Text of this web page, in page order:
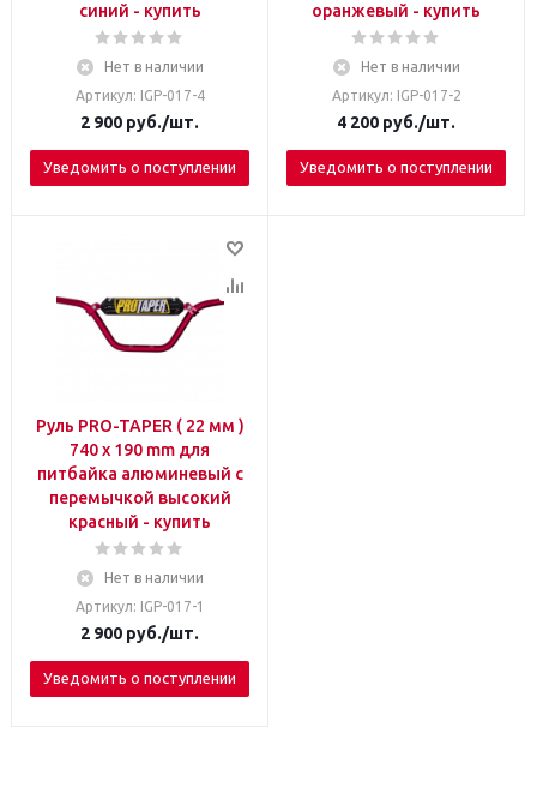
синий - купить
Нет в наличии
Артикул: IGP-017-4
2 900 руб./шт.
Уведомить о поступлении
оранжевый - купить
Нет в наличии
Артикул: IGP-017-2
4 200 руб./шт.
Уведомить о поступлении
Руль PRO-TAPER ( 22 мм )
740 х 190 mm для
питбайка алюминевый с
перемычкой высокий
красный - купить
Нет в наличии
Артикул: IGP-017-1
2 900 руб./шт.
Уведомить о поступлении